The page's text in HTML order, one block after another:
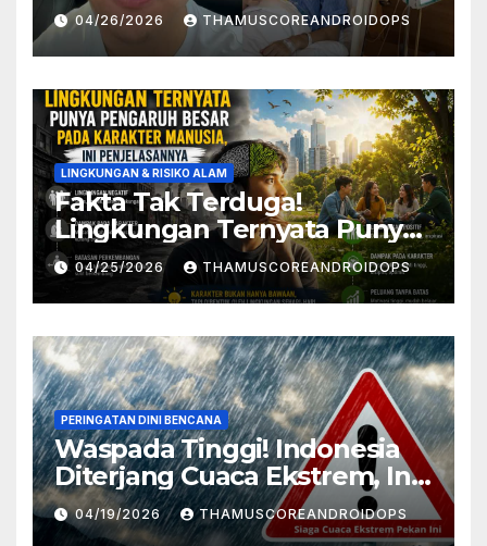
Kanker Limfoma, Ini Dugaan
Penyebabnya
04/26/2026 THAMUSCOREANDROIDOPS
LINGKUNGAN & RISIKO ALAM
Fakta Tak Terduga!
Lingkungan Ternyata Punya
Pengaruh Besar Pada
Karakter Manusia, Ini
Penjelasannya
04/25/2026 THAMUSCOREANDROIDOPS
PERINGATAN DINI BENCANA
Waspada Tinggi! Indonesia
Diterjang Cuaca Ekstrem, Ini
Daftar Daerah Rawan
04/19/2026 THAMUSCOREANDROIDOPS